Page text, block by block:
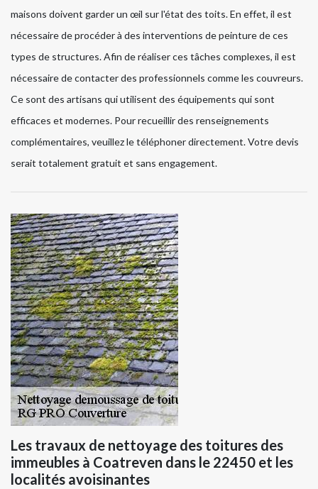
maisons doivent garder un œil sur l'état des toits. En effet, il est
nécessaire de procéder à des interventions de peinture de ces
types de structures. Afin de réaliser ces tâches complexes, il est
nécessaire de contacter des professionnels comme les couvreurs.
Ce sont des artisans qui utilisent des équipements qui sont
efficaces et modernes. Pour recueillir des renseignements
complémentaires, veuillez le téléphoner directement. Votre devis
serait totalement gratuit et sans engagement.
Les travaux de nettoyage des toitures des
immeubles à Coatreven dans le 22450 et les
localités avoisinantes